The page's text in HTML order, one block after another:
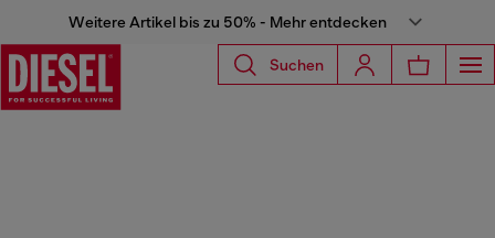
Weitere Artikel bis zu 50% - Mehr entdecken
Suchen